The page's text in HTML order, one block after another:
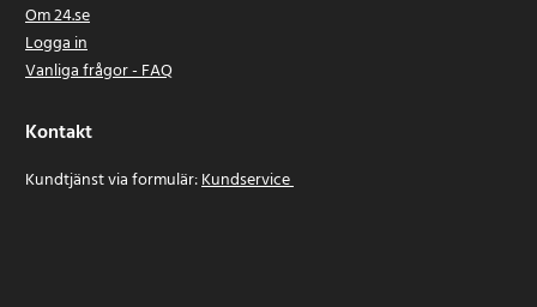
Om 24.se
Logga in
Vanliga frågor - FAQ
Kontakt
Kundtjänst via formulär:Kundservice